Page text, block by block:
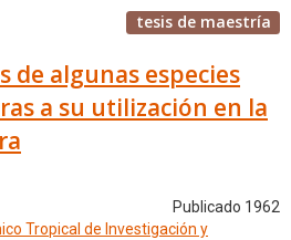
tesis de maestría
de algunas especies
a su utilización en la
Publicado 1962
Tropical de Investigación y